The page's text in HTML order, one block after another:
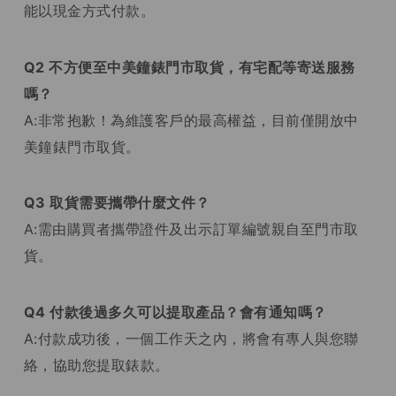
能以現金方式付款。
Q2 不方便至中美鐘錶門市取貨，有宅配等寄送服務
嗎？
A:非常抱歉！為維護客戶的最高權益，目前僅開放中
美鐘錶門市取貨。
Q3 取貨需要攜帶什麼文件？
A:需由購買者攜帶證件及出示訂單編號親自至門市取
貨。
Q4 付款後過多久可以提取產品？會有通知嗎？
A:付款成功後，一個工作天之內，將會有專人與您聯
絡，協助您提取錶款。